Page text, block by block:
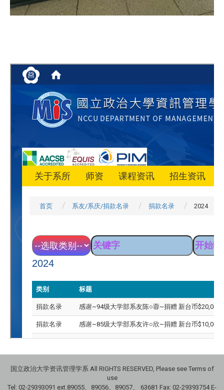
国立政治大学资讯管理学系 All RIGHTS RESERVED, Please see Terms of
use
Tel: 02-29393091 ext.89055、89056、89057、
63681 Fax: 02-29393754 E-